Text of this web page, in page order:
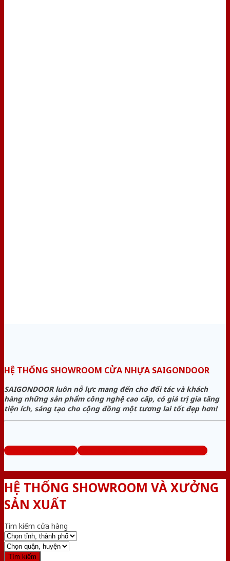
HỆ THỐNG SHOWROOM CỬA NHỰA SAIGONDOOR
SAIGONDOOR luôn nỗ lực mang đến cho đối tác và khách
hàng những sản phẩm công nghệ cao cấp, có giá trị gia tăng
tiện ích, sáng tạo cho cộng đồng một tương lai tốt đẹp hơn!
www.cuanhuago.com Tổng đài tư vấn miễn phí: 0824.400.400
HỆ THỐNG SHOWROOM VÀ XƯỞNG
SẢN XUẤT
Tìm kiếm cửa hàng